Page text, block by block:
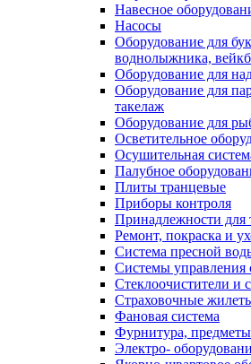
Навесное
Насосы
Оборудование для
воднолыжника,
Оборудование для
Оборудование для
такелаж
Оборудование для
Осветительное
Осушительная
Палубное
Плиты транцевые
Приборы контроля
Принадлежности для
Ремонт, покраска и
Система пресной
Системы управления
Стеклоочистители и
Страховочные
Фановая система
Фурнитура, предметы
Электро-